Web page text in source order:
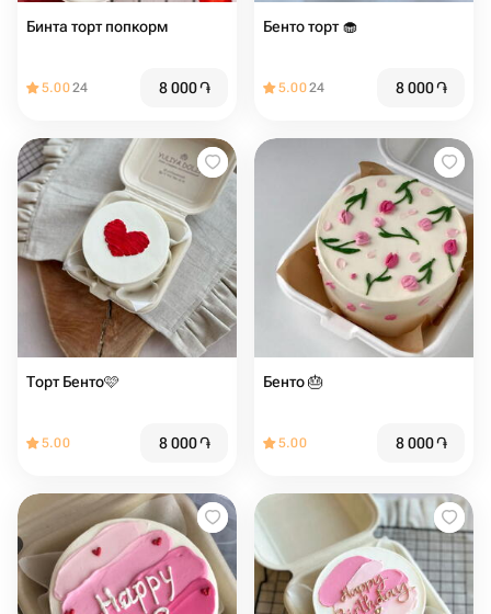
Бинта торт попкорм
5.0024 8 000֏
Бенто торт 🧁 ️️️
5.0024 8 000֏
Торт Бенто🩷
5.00 8 000֏
Бенто 🎂
5.00 8 000֏